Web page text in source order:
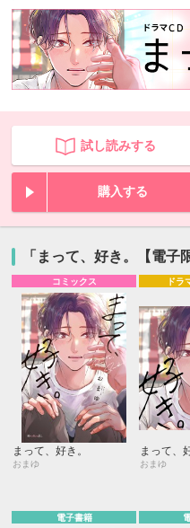
試し読みする
購入する
「まって、好き。【電
コミックス
まって、好き。
おまゆ
ドラ
まって、
おまゆ
電子書籍